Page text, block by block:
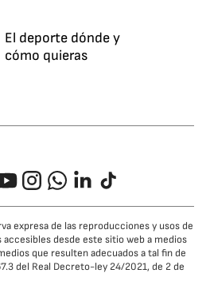
El deporte dónde y
cómo quieras
InstagramWhatsappLinkedIn
TikTok
expresa de las reproducciones y usos de
desde este sitio web a medios
que resulten adecuados a tal fin de
del Real Decreto-ley 24/2021, de 2 de